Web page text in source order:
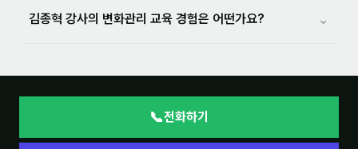
김종혁 강사의 변화관리 교육 경험은 어떤가요? ⌄
📞전화하기